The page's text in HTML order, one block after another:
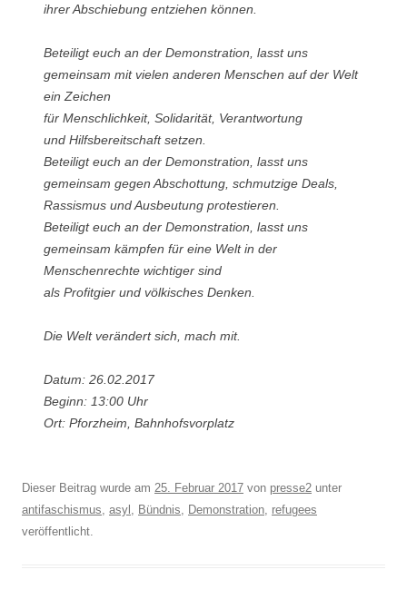
ihrer Abschiebung entziehen können.
Beteiligt euch an der Demonstration, lasst uns
gemeinsam mitvielen anderen Menschen auf der Welt
ein Zeichen
für Menschlichkeit, Solidarität, Verantwortung
und Hilfsbereitschaft setzen.
Beteiligt euch an der Demonstration, lasst uns
gemeinsam gegen Abschottung, schmutzige Deals,
Rassismus und Ausbeutung protestieren.
Beteiligt euch an der Demonstration, lasst uns
gemeinsam kämpfen für eine Welt in der
Menschenrechte wichtiger sind
als Profitgier und völkisches Denken.
Die Welt verändert sich, mach mit.
Datum: 26.02.2017
Beginn: 13:00 Uhr
Ort: Pforzheim, Bahnhofsvorplatz
Dieser Beitrag wurde am 25. Februar 2017 von presse2 unter
antifaschismus asyl Bündnis Demonstration refugees
veröffentlicht.